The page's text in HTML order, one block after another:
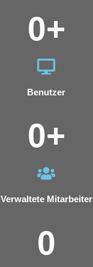
0+
Benutzer
0+
Verwaltete Mitarbeiter
0